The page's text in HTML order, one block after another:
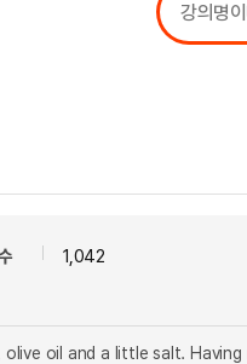
수
1,042
oil and a little salt.